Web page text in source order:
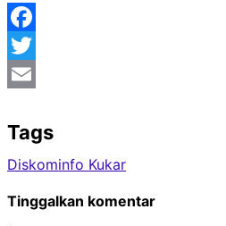
Facebook
Twitter
Tags
Diskominfo Kukar
Tinggalkan komentar